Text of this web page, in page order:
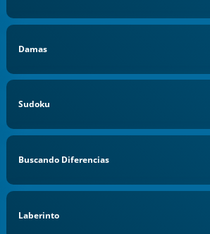
Damas
Sudoku
Buscando Diferencias
Laberinto